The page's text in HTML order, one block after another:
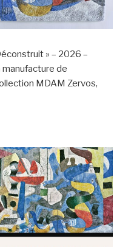
» – 2026 –
manufacture de
MDAM Zervos,